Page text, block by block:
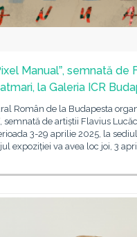
Manualˮ, semnată de
la Galeria ICR
Român de la Budapesta
semnată de artiștii Flavius
3-29 aprilie 2025, la
expoziției va avea loc joi, 3